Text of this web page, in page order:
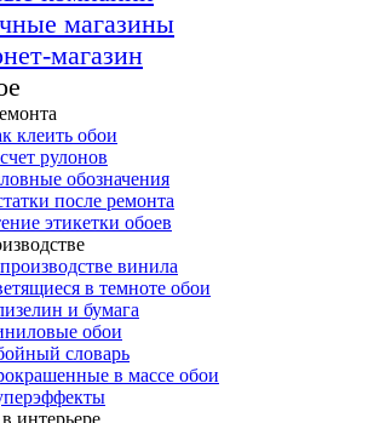
магазины
магазин
клеить обои
рулонов
обозначения
после ремонта
этикетки обоев
винила
в темноте обои
и бумага
обои
словарь
в массе обои
интерьере